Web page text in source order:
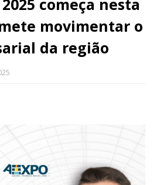
começa nesta
movimentar o
da região